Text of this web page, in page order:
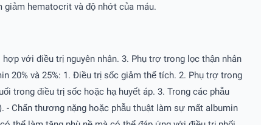
hematocrit và độ nhớt của máu.
với điều trị nguyên nhân. 3. Phụ trợ trong lọc thận nhân
20% và 25%: 1. Ðiều trị sốc giảm thể tích. 2. Phụ trợ trong
trong điều trị sốc hoặc hạ huyết áp. 3. Trong các phẫu
Chấn thương nặng hoặc phẫu thuật làm sự mất albumin